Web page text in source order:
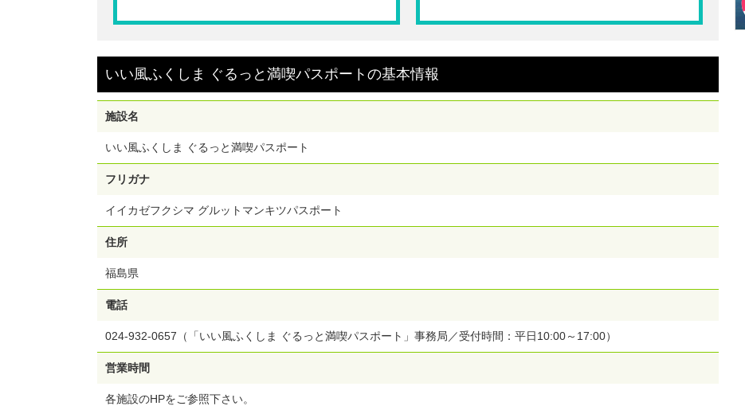
チケット有効期間は2026年10月1日（木）までとなりま
▼注意事項
※パスポートはおとな・こども同額となります。こど
も、シニアおよび障がい者の方等ならびに各施設所在市
町村在住の方は、各施設の入場料や割引・減免制度を利
上、お買い求めください。
※1施設1回限り有効です。同一施設での複数回利用はで
じめ施設公式ＨＰをご確認ください。設備の不具合など
客様ご自身にて営業状況をご確認ください。
サイトをご確認ください。（
きません。
※本パスポートの転売は固く禁じます。
チケット有効期間は2026年10月2日（金）までとなりま
▼注意事項
※パスポートはおとな・こども同額となります。こど
も、シニアおよび障がい者の方等ならびに各施設所在市
町村在住の方は、各施設の入場料や割引・減免制度を利
きません。
※本パスポートの転売は固く禁じます。
いい風ふくしま ぐるっと満喫パスポート の基本情報
施設名
いい風ふくしま ぐるっと満喫パスポート
フリガナ
イイカゼフクシマ グルットマンキツパスポート
住所
福島県
電話
024-932-0657（「いい風ふくしま ぐるっと満喫パスポート」事務局／受付時間：平日10:00～17:00）
営業時間
各施設のHPをご参照下さい。